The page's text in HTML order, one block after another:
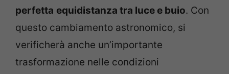
perfetta equidistanza tra luce e buio. Con
questo cambiamento astronomico, si
verificherà anche un’importante
trasformazione nelle condizioni